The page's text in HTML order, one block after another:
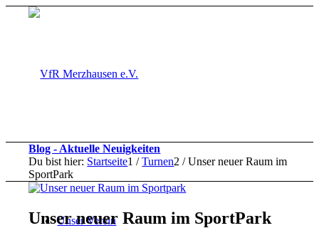
Unser Verein
Blog - Aktuelle Neuigkeiten
Du bist hier: Startseite1 / Turnen2 / Unser neuer Raum im
SportPark
Unser neuer Raum im SportPark